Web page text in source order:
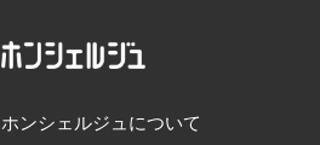
ホンシェルジュについて